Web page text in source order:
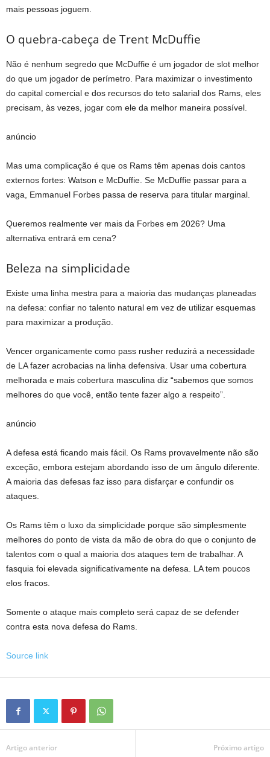
mais pessoas joguem.
O quebra-cabeça de Trent McDuffie
Não é nenhum segredo que McDuffie é um jogador de slot melhor
do que um jogador de perímetro. Para maximizar o investimento
do capital comercial e dos recursos do teto salarial dos Rams, eles
precisam, às vezes, jogar com ele da melhor maneira possível.
anúncio
Mas uma complicação é que os Rams têm apenas dois cantos
externos fortes: Watson e McDuffie. Se McDuffie passar para a
vaga, Emmanuel Forbes passa de reserva para titular marginal.
Queremos realmente ver mais da Forbes em 2026? Uma
alternativa entrará em cena?
Beleza na simplicidade
Existe uma linha mestra para a maioria das mudanças planeadas
na defesa: confiar no talento natural em vez de utilizar esquemas
para maximizar a produção.
Vencer organicamente como pass rusher reduzirá a necessidade
de LA fazer acrobacias na linha defensiva. Usar uma cobertura
melhorada e mais cobertura masculina diz “sabemos que somos
melhores do que você, então tente fazer algo a respeito”.
anúncio
A defesa está ficando mais fácil. Os Rams provavelmente não são
exceção, embora estejam abordando isso de um ângulo diferente.
A maioria das defesas faz isso para disfarçar e confundir os
ataques.
Os Rams têm o luxo da simplicidade porque são simplesmente
melhores do ponto de vista da mão de obra do que o conjunto de
talentos com o qual a maioria dos ataques tem de trabalhar. A
fasquia foi elevada significativamente na defesa. LA tem poucos
elos fracos.
Somente o ataque mais completo será capaz de se defender
contra esta nova defesa do Rams.
Source link
Artigo anterior Próximo artigo